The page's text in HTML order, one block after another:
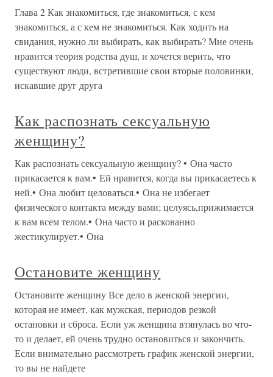
Глава 2 Как знакомиться, где знакомиться, с кем
знакомиться, а с кем не знакомиться. Как ходить на
свидания, нужно ли выбирать, как выбирать? Мне очень
нравится теория родства душ, и хочется верить, что
существуют люди, встретившие свои вторые половинки,
искавшие друг друга
Как распознать сексуальную
женщину?
Как распознать сексуальную женщину? • Она часто
прикасается к вам.• Ей нравится, когда вы прикасаетесь к
ней.• Она любит целоваться.• Она не избегает
физического контакта между вами; целуясь,прижимается
к вам всем телом.• Она часто и раскованно
жестикулирует.• Она
Остановите женщину
Остановите женщину Все дело в женской энергии,
которая не имеет, как мужская, периодов резкой
остановки и сброса. Если уж женщина втянулась во что-
то и делает, ей очень трудно остановиться и закончить.
Если внимательно рассмотреть график женской энергии,
то вы не найдете